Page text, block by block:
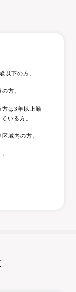
以下の方。
方。
方は3年以上勤
いる方。
域内の方。